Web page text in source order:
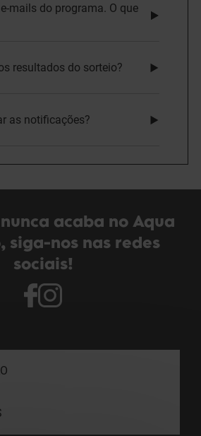
mails do programa. O que
resultados do sorteio?
as notificações?
acaba no Aqua
siga-nos nas redes
sociais!